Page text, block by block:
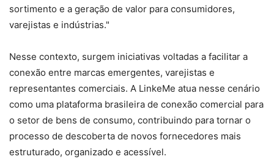
sortimento e a geração de valor para consumidores,
varejistas e indústrias."
Nesse contexto, surgem iniciativas voltadas a facilitar a
conexão entre marcas emergentes, varejistas e
representantes comerciais. A LinkeMe atua nesse cenário
como uma plataforma brasileira de conexão comercial para
o setor de bens de consumo, contribuindo para tornar o
processo de descoberta de novos fornecedores mais
estruturado, organizado e acessível.